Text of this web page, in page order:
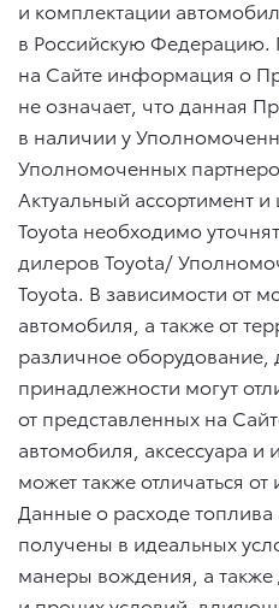
и комплектации
в Российскую Федерацию.
на Сайте информация о
не означает, что данная
в наличии у
Уполномоченных
Актуальный ассортимент
Toyota необходимо
дилеров Toyota/
Toyota. В зависимости от
автомобиля, а также от
различное оборудование,
принадлежности могут
от представленных на
автомобиля, аксессуара и
может также отличаться
Данные о расходе
получены в идеальных
манеры вождения, а